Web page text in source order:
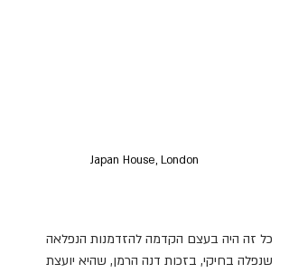
Japan House, London
כל זה היה בעצם הקדמה להזדמנות הנפלאה
שנפלה בחיקי, בזכות דנה הרמן, שהיא יועצת